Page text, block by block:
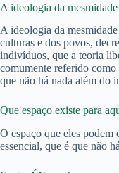
A ideologia da
A ideologia da
culturas e dos povos,
indivíduos, que a teoria
comumente referido
que não há nada além do
Que espaço existe para
O espaço que eles podem
essencial, que é que não